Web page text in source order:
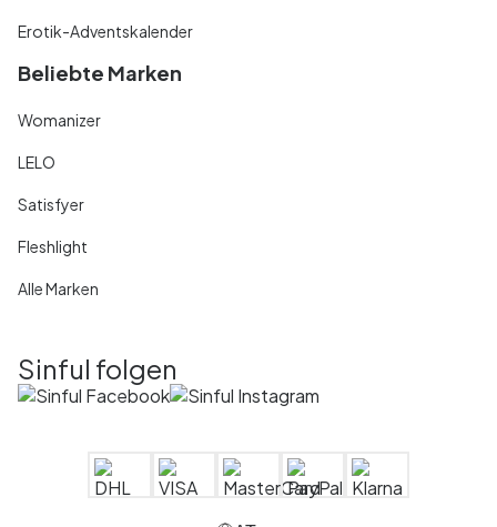
Erotik-Adventskalender
Beliebte Marken
Womanizer
LELO
Satisfyer
Fleshlight
Alle Marken
Sinful folgen